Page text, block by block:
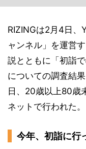
RIZINGは2月4日、
ャンネル」を運営
説とともに「初詣
についての調査結
日、20歳以上80歳
ネットで行われた。
今年、初詣に行